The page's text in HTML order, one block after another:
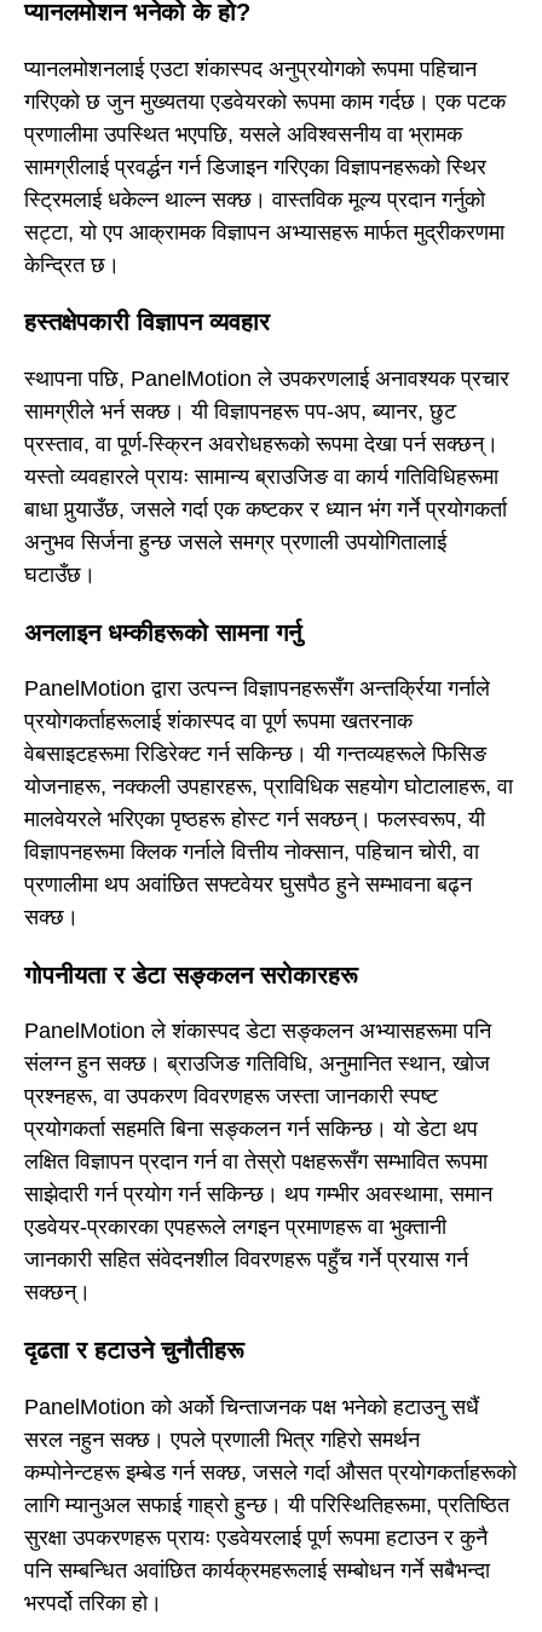
प्यानलमोशन भनेको के हो?
प्यानलमोशनलाई एउटा शंकास्पद अनुप्रयोगको रूपमा पहिचान
गरिएको छ जुन मुख्यतया एडवेयरको रूपमा काम गर्दछ। एक पटक
प्रणालीमा उपस्थित भएपछि, यसले अविश्वसनीय वा भ्रामक
सामग्रीलाई प्रवर्द्धन गर्न डिजाइन गरिएका विज्ञापनहरूको स्थिर
स्ट्रिमलाई धकेल्न थाल्न सक्छ। वास्तविक मूल्य प्रदान गर्नुको
सट्टा, यो एप आक्रामक विज्ञापन अभ्यासहरू मार्फत मुद्रीकरणमा
केन्द्रित छ।
हस्तक्षेपकारी विज्ञापन व्यवहार
स्थापना पछि, PanelMotion ले उपकरणलाई अनावश्यक प्रचार
सामग्रीले भर्न सक्छ। यी विज्ञापनहरू पप-अप, ब्यानर, छुट
प्रस्ताव, वा पूर्ण-स्क्रिन अवरोधहरूको रूपमा देखा पर्न सक्छन्।
यस्तो व्यवहारले प्रायः सामान्य ब्राउजिङ वा कार्य गतिविधिहरूमा
बाधा पुर्‍याउँछ, जसले गर्दा एक कष्टकर र ध्यान भंग गर्ने प्रयोगकर्ता
अनुभव सिर्जना हुन्छ जसले समग्र प्रणाली उपयोगितालाई
घटाउँछ।
अनलाइन धम्कीहरूको सामना गर्नु
PanelMotion द्वारा उत्पन्न विज्ञापनहरूसँग अन्तर्क्रिया गर्नाले
प्रयोगकर्ताहरूलाई शंकास्पद वा पूर्ण रूपमा खतरनाक
वेबसाइटहरूमा रिडिरेक्ट गर्न सकिन्छ। यी गन्तव्यहरूले फिसिङ
योजनाहरू, नक्कली उपहारहरू, प्राविधिक सहयोग घोटालाहरू, वा
मालवेयरले भरिएका पृष्ठहरू होस्ट गर्न सक्छन्। फलस्वरूप, यी
विज्ञापनहरूमा क्लिक गर्नाले वित्तीय नोक्सान, पहिचान चोरी, वा
प्रणालीमा थप अवांछित सफ्टवेयर घुसपैठ हुने सम्भावना बढ्न
सक्छ।
गोपनीयता र डेटा सङ्कलन सरोकारहरू
PanelMotion ले शंकास्पद डेटा सङ्कलन अभ्यासहरूमा पनि
संलग्न हुन सक्छ। ब्राउजिङ गतिविधि, अनुमानित स्थान, खोज
प्रश्नहरू, वा उपकरण विवरणहरू जस्ता जानकारी स्पष्ट
प्रयोगकर्ता सहमति बिना सङ्कलन गर्न सकिन्छ। यो डेटा थप
लक्षित विज्ञापन प्रदान गर्न वा तेस्रो पक्षहरूसँग सम्भावित रूपमा
साझेदारी गर्न प्रयोग गर्न सकिन्छ। थप गम्भीर अवस्थामा, समान
एडवेयर-प्रकारका एपहरूले लगइन प्रमाणहरू वा भुक्तानी
जानकारी सहित संवेदनशील विवरणहरू पहुँच गर्ने प्रयास गर्न
सक्छन्।
दृढता र हटाउने चुनौतीहरू
PanelMotion को अर्को चिन्ताजनक पक्ष भनेको हटाउनु सधैं
सरल नहुन सक्छ। एपले प्रणाली भित्र गहिरो समर्थन
कम्पोनेन्टहरू इम्बेड गर्न सक्छ, जसले गर्दा औसत प्रयोगकर्ताहरूको
लागि म्यानुअल सफाई गाह्रो हुन्छ। यी परिस्थितिहरूमा, प्रतिष्ठित
सुरक्षा उपकरणहरू प्रायः एडवेयरलाई पूर्ण रूपमा हटाउन र कुनै
पनि सम्बन्धित अवांछित कार्यक्रमहरूलाई सम्बोधन गर्ने सबैभन्दा
भरपर्दो तरिका हो।